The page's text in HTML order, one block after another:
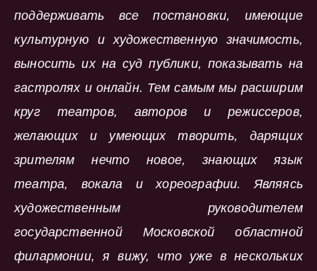
поддерживать все постановки, имеющие
культурную и художественную значимость,
выносить их на суд публики, показывать на
гастролях и онлайн. Тем самым мы расширим
круг театров, авторов и режиссеров,
желающих и умеющих творить, дарящих
зрителям нечто новое, знающих язык
театра, вокала и хореографии. Являясь
художественным руководителем
государственной Московской областной
филармонии, я вижу, что уже в нескольких